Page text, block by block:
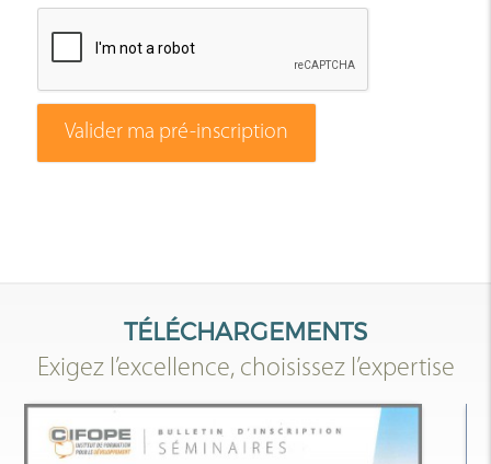
Valider ma pré-inscription
TÉLÉCHARGEMENTS
Exigez l’excellence, choisissez l’expertise